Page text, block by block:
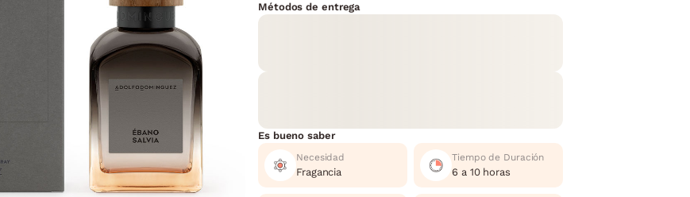
Métodos de entrega
Es bueno saber
Necesidad
Fragancia
Tiempo de Duración
6 a 10 horas